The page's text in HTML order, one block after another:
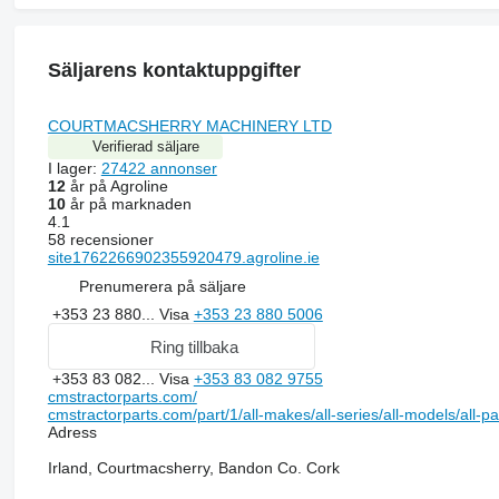
Säljarens kontaktuppgifter
COURTMACSHERRY MACHINERY LTD
Verifierad säljare
I lager: 27422 annonser
12år på Agroline
10år på marknaden
4.1
58 recensioner
site1762266902355920479.agroline.ie
Prenumerera på säljare
+353 23 880... Visa +353 23 880 5006
Ring tillbaka
+353 83 082... Visa +353 83 082 9755
cmstractorparts.com/
cmstractorparts.com/part/1/all-makes/all-series/all-models/all-
Adress
Irland, Courtmacsherry, Bandon Co. Cork